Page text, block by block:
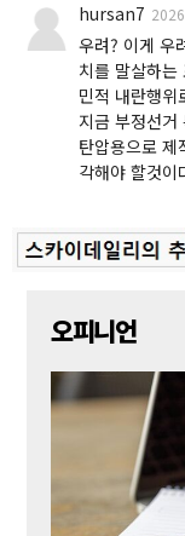
hursan7
우려? 이게 우
치를 말살하는
민적 내란행위
지금 부정선거
탄압용으로
각해야 할것이
오피니언